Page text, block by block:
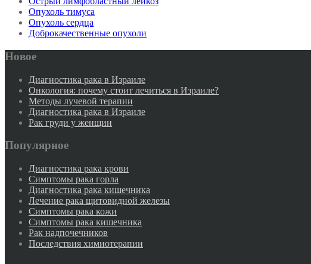
Опухоль тимуса
Опухоль сердца
Доброкачественные опухоли
Новое
Диагностика рака в Израиле
Онкология: почему стоит лечиться в Израиле?
Методы лучевой терапии
Диагностика рака в Израиле
Рак груди у женщин
Популярное
Диагностика рака крови
Симптомы рака горла
Диагностика рака кишечника
Лечение рака щитовидной железы
Симптомы рака кожи
Симптомы рака кишечника
Рак надпочечников
Последствия химиотерапии